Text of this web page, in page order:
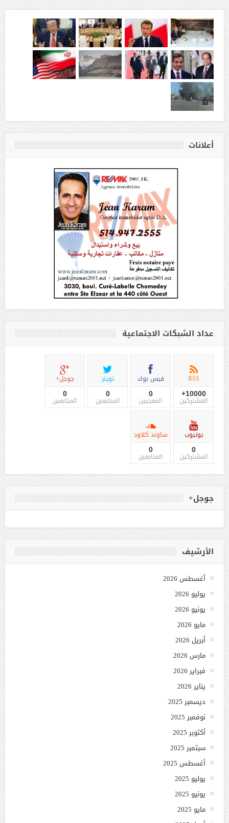
أعلانات
عداد الشبكات الاجتماعية
RSS
10000+
المشتركين
فيس بوك
0
المعجبين
تويتر
0
المتابعين
جوجل+
0
المتابعين
يوتيوب
0
المشتركين
ساوند كلاود
0
المتابعين
جوجل+
الأرشيف
أغسطس 2026
يوليو 2026
يونيو 2026
مايو 2026
أبريل 2026
مارس 2026
فبراير 2026
يناير 2026
ديسمبر 2025
نوفمبر 2025
أكتوبر 2025
سبتمبر 2025
أغسطس 2025
يوليو 2025
يونيو 2025
مايو 2025